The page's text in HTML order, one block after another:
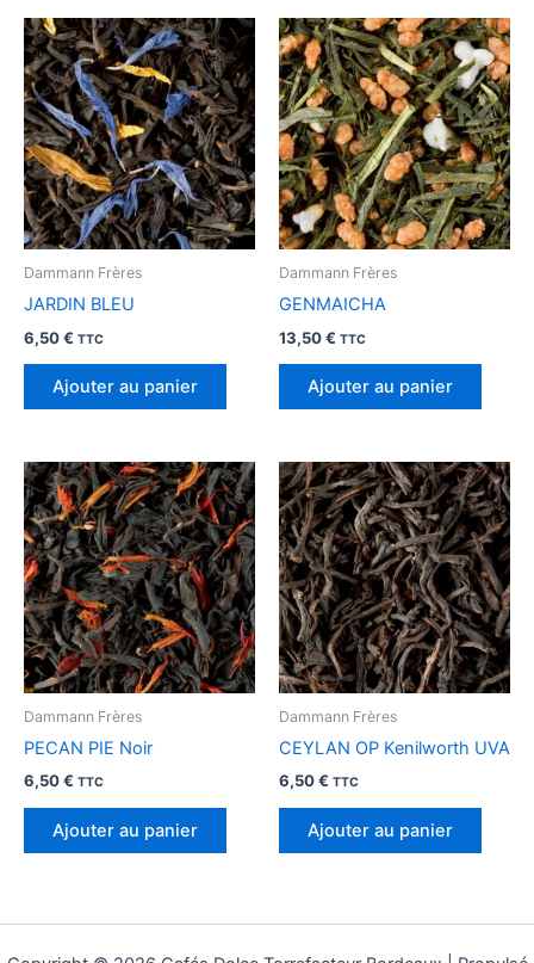
Dammann Frères
JARDIN BLEU
6,50€ TTC
Ajouter au panier
Dammann Frères
GENMAICHA
13,50€ TTC
Ajouter au panier
Dammann Frères
PECAN PIE Noir
6,50€ TTC
Ajouter au panier
Dammann Frères
CEYLAN OP Kenilworth UVA
6,50€ TTC
Ajouter au panier